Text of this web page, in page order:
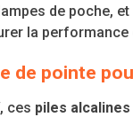
de poche,
la
de pointe
, ces piles alcalines